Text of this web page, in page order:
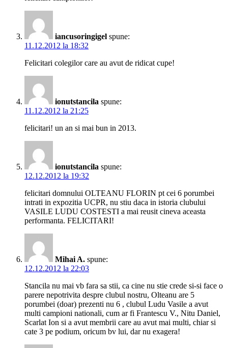
iancusoringigel spune:
11.12.2012 la 18:32
Felicitari colegilor care au avut de ridicat cupe!
ionutstancila spune:
11.12.2012 la 21:25
felicitari! un an si mai bun in 2013.
ionutstancila spune:
12.12.2012 la 19:32
felicitari domnului OLTEANU FLORIN pt cei 6 porumbei
intrati in expozitia UCPR, nu stiu daca in istoria clubului
VASILE LUDU COSTESTI a mai reusit cineva aceasta
performanta. FELICITARI!
Mihai A. spune:
12.12.2012 la 22:03
Stancila nu mai vb fara sa stii, ca cine nu stie crede si-si face o
parere nepotrivita despre clubul nostru, Olteanu are 5
porumbei (doar) prezenti nu 6 , clubul Ludu Vasile a avut
multi campioni nationali, cum ar fi Frantescu V., Nitu Daniel,
Scarlat Ion si a avut membrii care au avut mai multi, chiar si
cate 3 pe podium, oricum bv lui, dar nu exagera!